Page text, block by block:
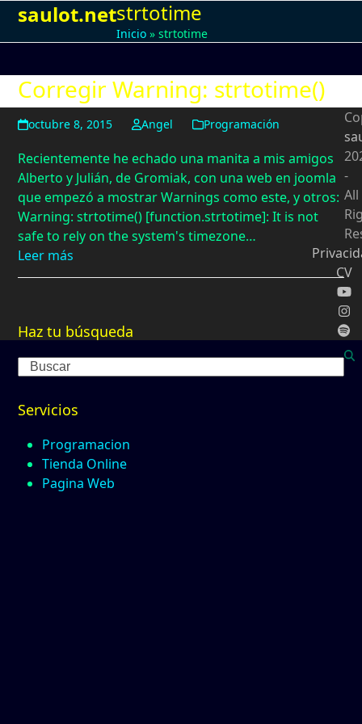
Skip
content
saulot.net
Open
mobile
Close
mobile
strtotime
Inicio »strtotime
Corregir Warning: strtotime()
octubre 8, 2015 Angel Programación
Recientemente he echado una manita a mis amigos
Alberto y Julián, de Gromiak, con una web en joomla
que empezó a mostrar Warnings como este, y otros:
Warning: strtotime() [function.strtotime]: It is not
safe to rely on the system's timezone…
Leer más
Haz tu búsqueda
Search
Servicios
Programacion
Tienda Online
Pagina Web
-
All
CV